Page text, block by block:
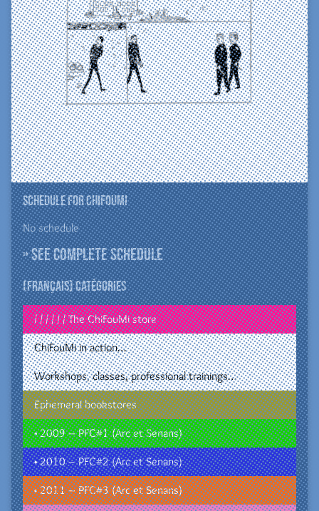
Schedule for ChiFouMi
No schedule
» See complete schedule
(Français) Catégories
/ / / / / / The ChiFouMi store
ChiFouMi in action…
Workshops, classes, professional trainings…
Ephemeral bookstores
• 2009 – PFC#1 (Arc et Senans)
• 2010 – PFC#2 (Arc et Senans)
• 2011 – PFC#3 (Arc et Senans)